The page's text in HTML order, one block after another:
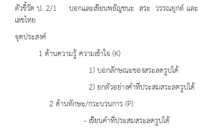
ตัวชี้วัด ป. 2/1 บอกและเขียนพยัญชนะ สระ วรรณยุกต์ และ
เลขไทย
จุดประสงค์
1 ด้านความรู้ ความเข้าใจ (K)
1) บอกลักษณะของสระลดรูปได้
2) ยกตัวอย่างคำที่ประสมสระลดรูปได้
2 ด้านทักษะ/กระบวนการ (P)
- เขียนคำที่ประสมสระลดรูปได้